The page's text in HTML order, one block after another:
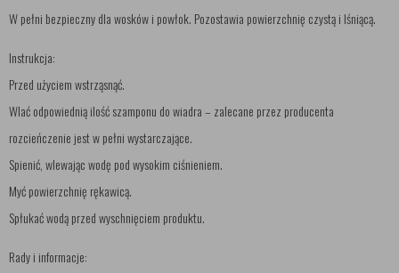
W pełni bezpieczny dla wosków i powłok. Pozostawia powierzchnię czystą i lśniącą.
Instrukcja:
Przed użyciem wstrząsnąć.
Wlać odpowiednią ilość szamponu do wiadra – zalecane przez producenta
rozcieńczenie jest w pełni wystarczające.
Spienić, wlewając wodę pod wysokim ciśnieniem.
Myć powierzchnię rękawicą.
Spłukać wodą przed wyschnięciem produktu.
Rady i informacje: